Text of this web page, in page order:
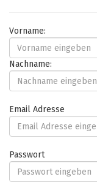
Vorname:
Nachname:
Email Adresse
Passwort